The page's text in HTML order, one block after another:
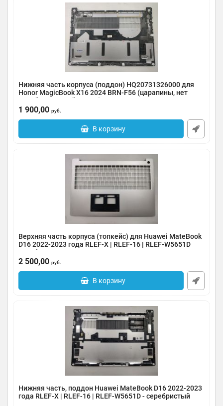
Нижняя часть корпуса (поддон) HQ20731326000 для
Honor MagicBook X16 2024 BRN-F56 (царапины, нет
одной резиновой ножки)
Артикул: 0185-000054
1 900,00 руб.
В корзину
Верхняя часть корпуса (топкейс) для Huawei MateBook
D16 2022-2023 года RLEF-X | RLEF-16 | RLEF-W5651D
серебро
Артикул: 0185-000052
2 500,00 руб.
В корзину
Нижняя часть, поддон Huawei MateBook D16 2022-2023
года RLEF-X | RLEF-16 | RLEF-W5651D - серебристый